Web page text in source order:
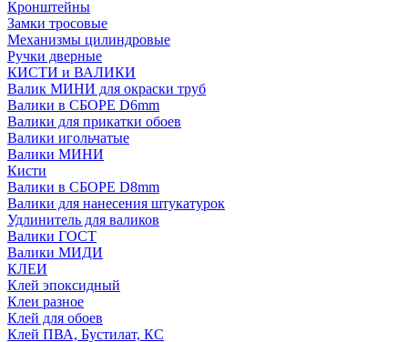
Кронштейны
Замки тросовые
Механизмы цилиндровые
Ручки дверные
КИСТИ и ВАЛИКИ
Валик МИНИ для окраски труб
Валики в СБОРЕ D6mm
Валики для прикатки обоев
Валики игольчатые
Валики МИНИ
Кисти
Валики в СБОРЕ D8mm
Валики для нанесения штукатурок
Удлинитель для валиков
Валики ГОСТ
Валики МИДИ
КЛЕИ
Клей эпоксидный
Клеи разное
Клей для обоев
Клей ПВА, Бустилат, КС